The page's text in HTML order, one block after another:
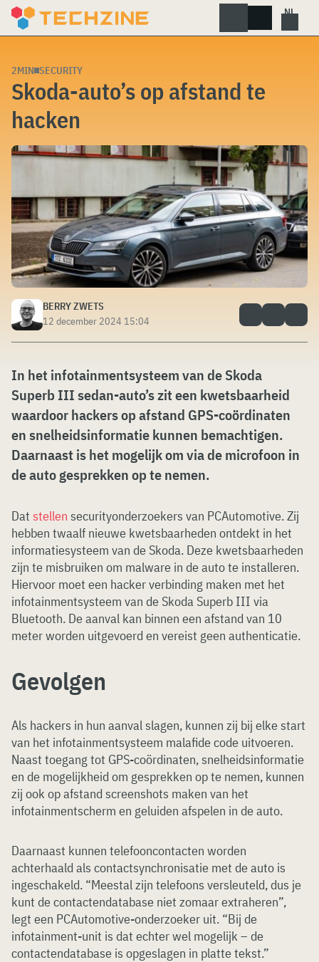
Skip
2MIN SECURITY
Skoda-auto’s op afstand te
hacken
BERRY ZWETS
12 december 2024 15:04
In het infotainmentsysteem van de Skoda
Superb III sedan-auto’s zit een kwetsbaarheid
waardoor hackers op afstand GPS-coördinaten
en snelheidsinformatie kunnen bemachtigen.
Daarnaast is het mogelijk om via de microfoon in
de auto gesprekken op te nemen.
Dat stellen securityonderzoekers van PCAutomotive. Zij
hebben twaalf nieuwe kwetsbaarheden ontdekt in het
informatiesysteem van de Skoda. Deze kwetsbaarheden
zijn te misbruiken om malware in de auto te installeren.
Hiervoor moet een hacker verbinding maken met het
infotainmentsysteem van de Skoda Superb III via
Bluetooth. De aanval kan binnen een afstand van 10
meter worden uitgevoerd en vereist geen authenticatie.
Gevolgen
Als hackers in hun aanval slagen, kunnen zij bij elke start
van het infotainmentsysteem malafide code uitvoeren.
Naast toegang tot GPS-coördinaten, snelheidsinformatie
en de mogelijkheid om gesprekken op te nemen, kunnen
zij ook op afstand screenshots maken van het
infotainmentscherm en geluiden afspelen in de auto.
Daarnaast kunnen telefooncontacten worden
achterhaald als contactsynchronisatie met de auto is
ingeschakeld. “Meestal zijn telefoons versleuteld, dus je
kunt de contactendatabase niet zomaar extraheren”,
legt een PCAutomotive-onderzoeker uit. “Bij de
infotainment-unit is dat echter wel mogelijk – de
contactendatabase is opgeslagen in platte tekst.”